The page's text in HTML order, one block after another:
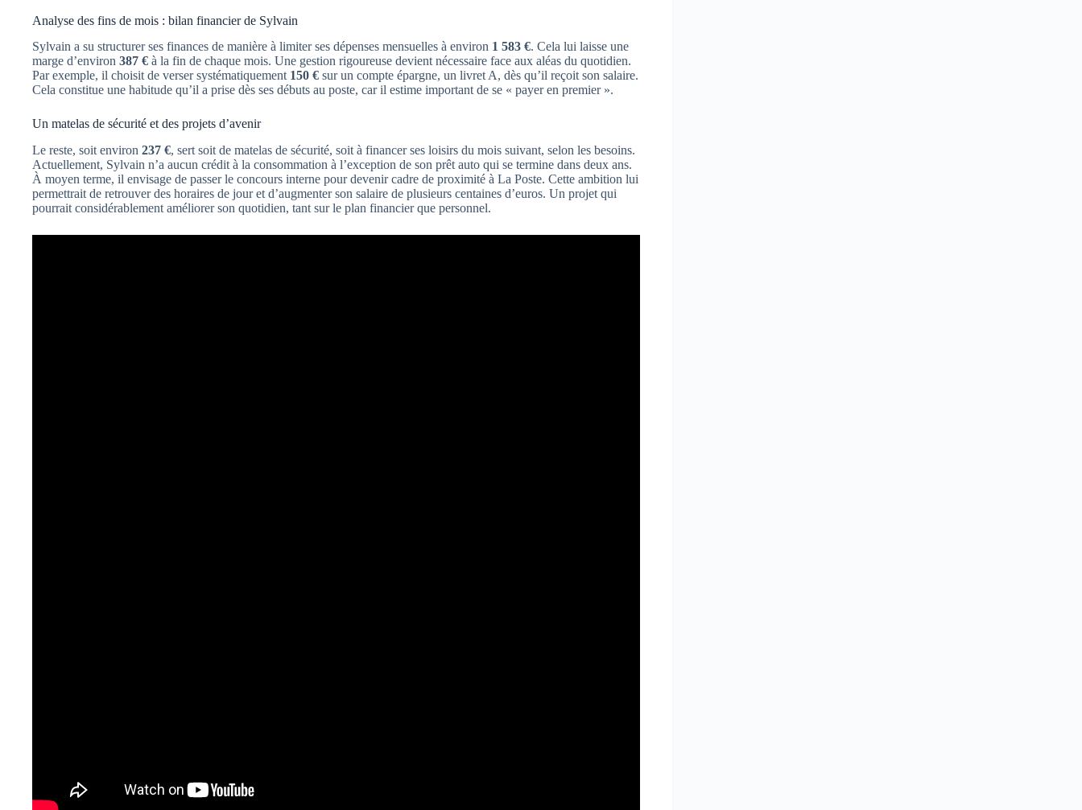
Analyse des fins de mois : bilan financier de Sylvain
Sylvain a su structurer ses finances de manière à limiter ses dépenses mensuelles à environ 1 583 €. Cela lui laisse une
marge d’environ 387 € à la fin de chaque mois. Une gestion rigoureuse devient nécessaire face aux aléas du quotidien.
Par exemple, il choisit de verser systématiquement 150 € sur un compte épargne, un livret A, dès qu’il reçoit son salaire.
Cela constitue une habitude qu’il a prise dès ses débuts au poste, car il estime important de se « payer en premier ».
Un matelas de sécurité et des projets d’avenir
Le reste, soit environ 237 €, sert soit de matelas de sécurité, soit à financer ses loisirs du mois suivant, selon les besoins.
Actuellement, Sylvain n’a aucun crédit à la consommation à l’exception de son prêt auto qui se termine dans deux ans.
À moyen terme, il envisage de passer le concours interne pour devenir cadre de proximité à La Poste. Cette ambition lui
permettrait de retrouver des horaires de jour et d’augmenter son salaire de plusieurs centaines d’euros. Un projet qui
pourrait considérablement améliorer son quotidien, tant sur le plan financier que personnel.